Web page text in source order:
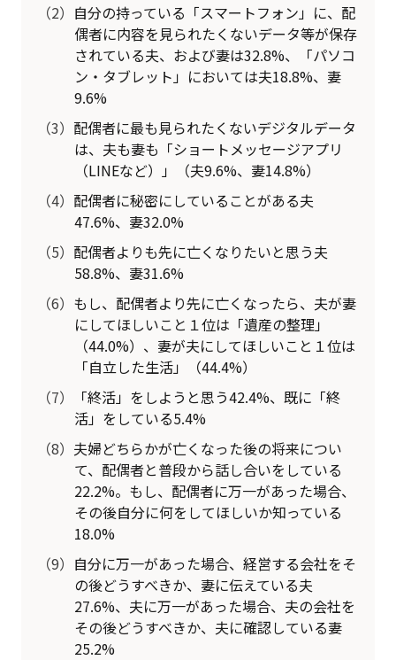
（2） 自分の持っている「スマートフォン」に、配
偶者に内容を見られたくないデータ等が保存
されている夫、および妻は32.8%、「パソコ
ン・タブレット」においては夫18.8%、妻
9.6%
（3） 配偶者に最も見られたくないデジタルデータ
は、夫も妻も「ショートメッセージアプリ
（LINEなど）」（夫9.6%、妻14.8%）
（4） 配偶者に秘密にしていることがある夫
47.6%、妻32.0%
（5） 配偶者よりも先に亡くなりたいと思う夫
58.8%、妻31.6%
（6） もし、配偶者より先に亡くなったら、夫が妻
にしてほしいこと１位は「遺産の整理」
（44.0%）、妻が夫にしてほしいこと１位は
「自立した生活」（44.4%）
（7）
「終活」をしようと思う42.4%、既に「終
活」をしている5.4%
（8） 夫婦どちらかが亡くなった後の将来につい
て、配偶者と普段から話し合いをしている
22.2%。もし、配偶者に万一があった場合、
その後自分に何をしてほしいか知っている
18.0%
（9） 自分に万一があった場合、経営する会社をそ
の後どうすべきか、妻に伝えている夫
27.6%、夫に万一があった場合、夫の会社を
その後どうすべきか、夫に確認している妻
25.2%